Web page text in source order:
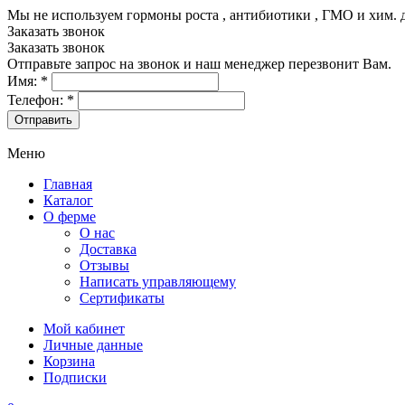
Мы не используем гормоны роста , антибиотики , ГМО и хим.
Заказать звонок
Заказать звонок
Отправьте запрос на звонок и наш менеджер перезвонит Вам.
Имя: *
Телефон: *
Меню
Главная
Каталог
О ферме
О нас
Доставка
Отзывы
Написать управляющему
Сертификаты
Мой кабинет
Личные данные
Корзина
Подписки